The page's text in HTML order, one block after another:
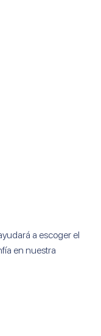
a escoger el
en nuestra